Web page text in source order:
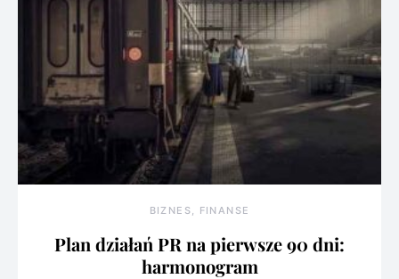
BIZNES, FINANSE
Plan działań PR na pierwsze 90 dni:
harmonogram